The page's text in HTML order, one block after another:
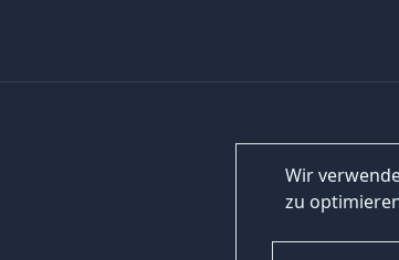
Wir
zu